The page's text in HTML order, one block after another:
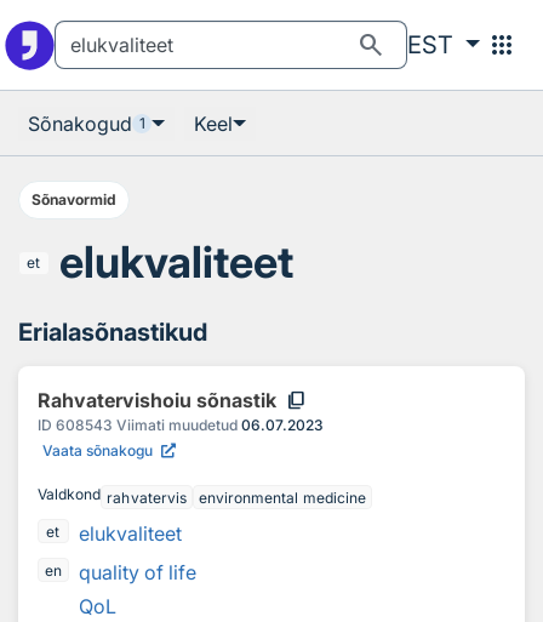
search EST apps
Sõnakogud 1 Keel
Sõnavormid
et elukvaliteet
Erialasõnastikud
Rahvatervishoiu sõnastik content_copy
ID 608543 Viimati muudetud 06.07.2023
Vaata sõnakogu
Valdkond rahvatervis
environmental medicine
et
elukvaliteet
en
quality of life
QoL